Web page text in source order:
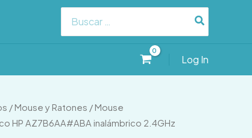
for:
Log In
/ Mouse y Ratones / Mouse
HP AZ7B6AA#ABA inalámbrico 2.4GHz